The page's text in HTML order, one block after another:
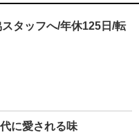
タッフへ/年休125日/転
に愛される味